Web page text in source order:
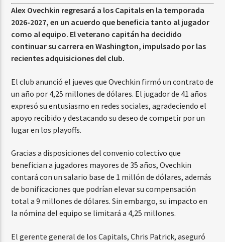
Alex Ovechkin regresará a los Capitals en la temporada
2026-2027, en un acuerdo que beneficia tanto al jugador
como al equipo. El veterano capitán ha decidido
continuar su carrera en Washington, impulsado por las
recientes adquisiciones del club.
El club anunció el jueves que Ovechkin firmó un contrato de
un año por 4,25 millones de dólares. El jugador de 41 años
expresó su entusiasmo en redes sociales, agradeciendo el
apoyo recibido y destacando su deseo de competir por un
lugar en los playoffs.
Gracias a disposiciones del convenio colectivo que
benefician a jugadores mayores de 35 años, Ovechkin
contará con un salario base de 1 millón de dólares, además
de bonificaciones que podrían elevar su compensación
total a 9 millones de dólares. Sin embargo, su impacto en
la nómina del equipo se limitará a 4,25 millones.
El gerente general de los Capitals, Chris Patrick, aseguró